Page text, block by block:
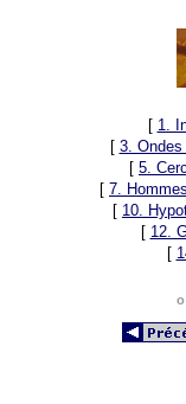
[ 1.
[ 3. Ondes
[ 5.
[ 7.
[ 10.
[ 12.
[